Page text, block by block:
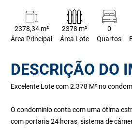
2378,34 m²
Área Principal
2378 m²
Área Lote
0
Quartos
DESCRIÇÃO DO
Excelente Lote com 2.378 M² no
O condomínio conta com uma ótima
com portaria 24 horas, sistema de